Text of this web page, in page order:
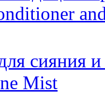
сияния
Mist